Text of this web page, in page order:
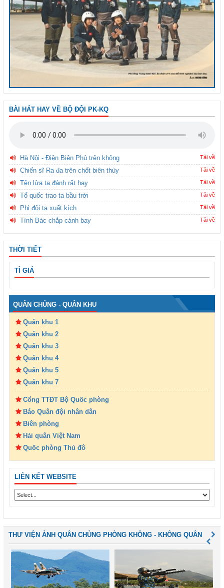
BÀI HÁT HAY VỀ BỘ ĐỘI PK-KQ
Hà Nội - Điện Biên Phủ trên không Tải về
Chiến sĩ Ra đa trên chốt biên thùy Tải về
Tên lửa ta đánh rất hay Tải về
Tổ quốc trao ta bầu trời Tải về
Phi đội ta xuất kích Tải về
Tình Bác chắp cánh bay Tải về
THỜI TIẾT
TỈ GIÁ
QUÂN CHỦNG - QUÂN KHU
Quân khu 1
Quân khu 2
Quân khu 3
Quân khu 4
Quân khu 5
Quân khu 7
Cổng TTĐT Bộ Quốc phòng
Báo Quân đội nhân dân
Biên phòng
Hải quân Việt Nam
Quốc phòng Thủ đô
LIÊN KẾT WEBSITE
THƯ VIỆN ẢNH QUÂN CHỦNG PHÒNG KHÔNG - KHÔNG QUÂN